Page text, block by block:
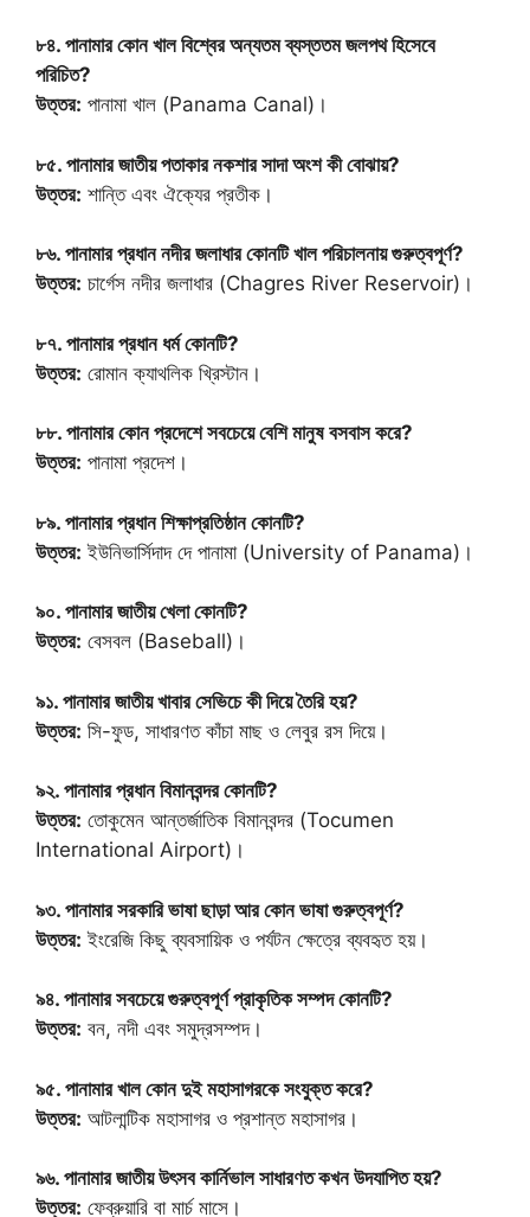
৮৪. পানামার কোন খাল বিশ্বের অন্যতম ব্যস্ততম জলপথ হিসেবে
পরিচিত?
উত্তর: পানামা খাল (Panama Canal)।
৮৫. পানামার জাতীয় পতাকার নকশার সাদা অংশ কী বোঝায়?
উত্তর: শান্তি এবং ঐক্যের প্রতীক।
৮৬. পানামার প্রধান নদীর জলাধার কোনটি খাল পরিচালনায় গুরুত্বপূর্ণ?
উত্তর: চার্গেস নদীর জলাধার (Chagres River Reservoir)।
৮৭. পানামার প্রধান ধর্ম কোনটি?
উত্তর: রোমান ক্যাথলিক খ্রিস্টান।
৮৮. পানামার কোন প্রদেশে সবচেয়ে বেশি মানুষ বসবাস করে?
উত্তর: পানামা প্রদেশ।
৮৯. পানামার প্রধান শিক্ষাপ্রতিষ্ঠান কোনটি?
উত্তর: ইউনিভার্সিদাদ দে পানামা (University of Panama)।
৯০. পানামার জাতীয় খেলা কোনটি?
উত্তর: বেসবল (Baseball)।
৯১. পানামার জাতীয় খাবার সেভিচে কী দিয়ে তৈরি হয়?
উত্তর: সি-ফুড, সাধারণত কাঁচা মাছ ও লেবুর রস দিয়ে।
৯২. পানামার প্রধান বিমানবন্দর কোনটি?
উত্তর: তোকুমেন আন্তর্জাতিক বিমানবন্দর (Tocumen
International Airport)।
৯৩. পানামার সরকারি ভাষা ছাড়া আর কোন ভাষা গুরুত্বপূর্ণ?
উত্তর: ইংরেজি কিছু ব্যবসায়িক ও পর্যটন ক্ষেত্রে ব্যবহৃত হয়।
৯৪. পানামার সবচেয়ে গুরুত্বপূর্ণ প্রাকৃতিক সম্পদ কোনটি?
উত্তর: বন, নদী এবং সমুদ্রসম্পদ।
৯৫. পানামার খাল কোন দুই মহাসাগরকে সংযুক্ত করে?
উত্তর: আটলান্টিক মহাসাগর ও প্রশান্ত মহাসাগর।
৯৬. পানামার জাতীয় উৎসব কার্নিভাল সাধারণত কখন উদযাপিত হয়?
উত্তর: ফেব্রুয়ারি বা মার্চ মাসে।